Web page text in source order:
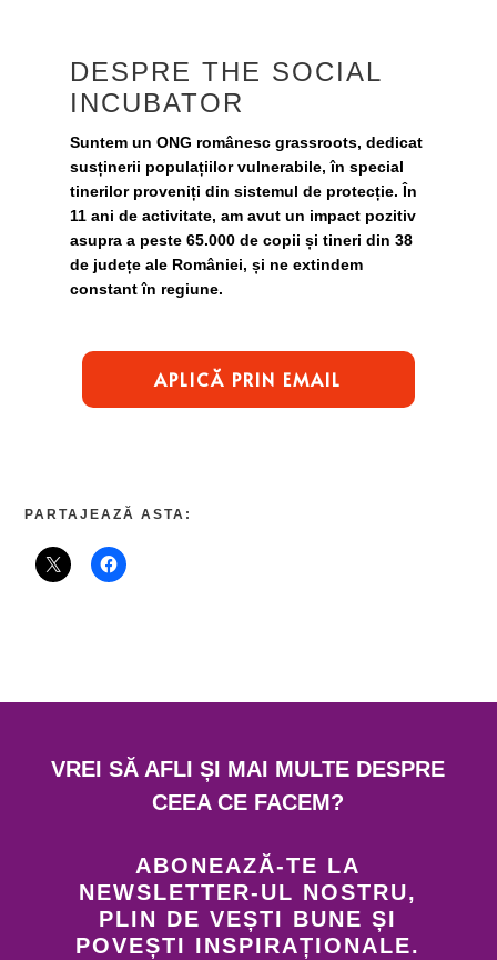
DESPRE THE SOCIAL
INCUBATOR
Suntem un ONG românesc grassroots, dedicat
susținerii populațiilor vulnerabile, în special
tinerilor proveniți din sistemul de protecție. În
11 ani de activitate, am avut un impact pozitiv
asupra a peste 65.000 de copii și tineri din 38
de județe ale României, și ne extindem
constant în regiune.
APLICĂ PRIN EMAIL
PARTAJEAZĂ ASTA:
VREI SĂ AFLI ȘI MAI MULTE DESPRE
CEEA CE FACEM?
ABONEAZĂ-TE LA
NEWSLETTER-UL NOSTRU,
PLIN DE VEȘTI BUNE ȘI
POVEȘTI INSPIRAȚIONALE.